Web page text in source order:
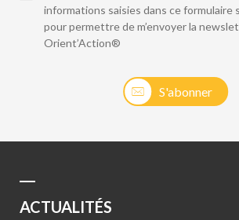
S'abonner
informations saisies dans ce formulaire
pour permettre de m’envoyer la
Orient’Action®
ACTUALITÉS